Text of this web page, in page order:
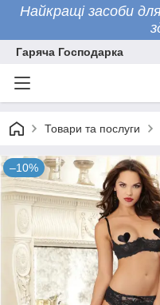
Найкращі засоби
Гаряча Господарка
Товари та послуги
–10%